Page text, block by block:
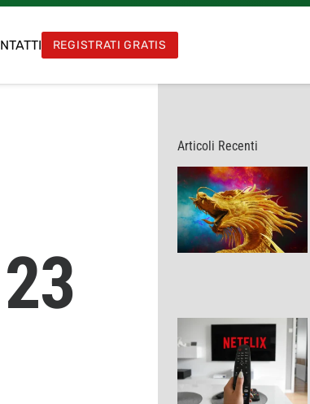
REGISTRATI GRATIS
Articoli Recenti